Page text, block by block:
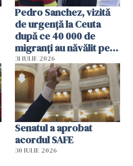
Pedro Sanchez, vizită
de urgență la Ceuta
după ce 40 000 de
migranți au năvălit pe
teritoriul spaniol: „Vom
mobiliza toate
resursele"
31 IULIE 2026
Senatul a aprobat
acordul SAFE
30 IULIE 2026